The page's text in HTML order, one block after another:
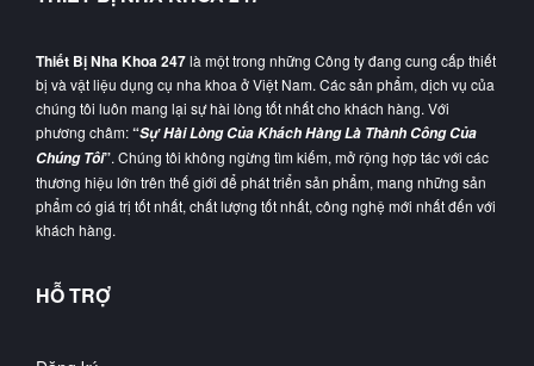
Thiết Bị Nha Khoa 247là một trong những Công ty đang cung cấp thiết
bị và vật liệu dụng cụ nha khoa ở Việt Nam. Các sản phẩm, dịch vụ của
chúng tôi luôn mang lại sự hài lòng tốt nhất cho khách hàng. Với
phương châm:“Sự Hài Lòng Của Khách Hàng Là Thành Công Của
Chúng Tôi”. Chúng tôi không ngừng tìm kiếm, mở rộng hợp tác với các
thương hiệu lớn trên thế giới để phát triển sản phẩm, mang những sản
phẩm có giá trị tốt nhất, chất lượng tốt nhất, công nghệ mới nhất đến với
khách hàng.
HỖ TRỢ